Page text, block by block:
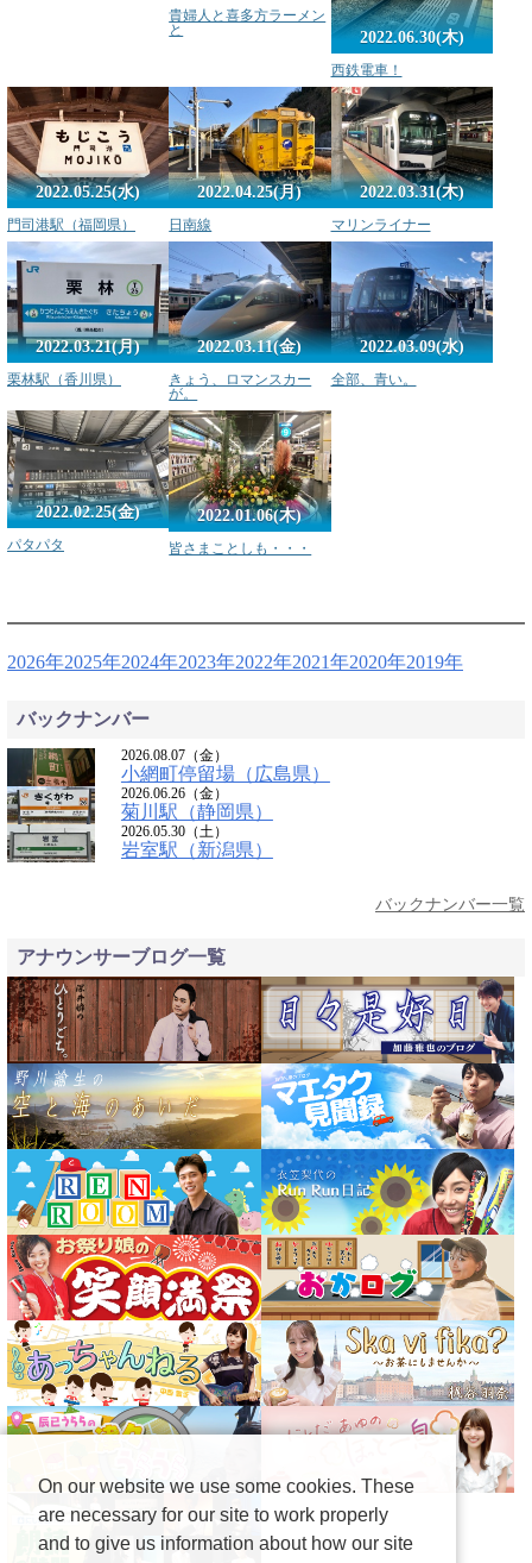
貴婦人と喜多方ラーメン
と
2022.06.30(木)
西鉄電車！
2022.05.25(水)
門司港駅（福岡県）
2022.04.25(月)
日南線
2022.03.31(木)
マリンライナー
2022.03.21(月)
栗林駅（香川県）
2022.03.11(金)
きょう、ロマンスカー
が。
2022.03.09(水)
全部、青い。
2022.02.25(金)
パタパタ
2022.01.06(木)
皆さまことしも・・・
2026年2025年2024年2023年2022年2021年2020年2019年
バックナンバー
2026.08.07（金）
小網町停留場（広島県）
2026.06.26（金）
菊川駅（静岡県）
2026.05.30（土）
岩室駅（新潟県）
バックナンバー一覧
アナウンサーブログ一覧
On our website we use some cookies. These
are necessary for our site to work properly
and to give us information about how our site